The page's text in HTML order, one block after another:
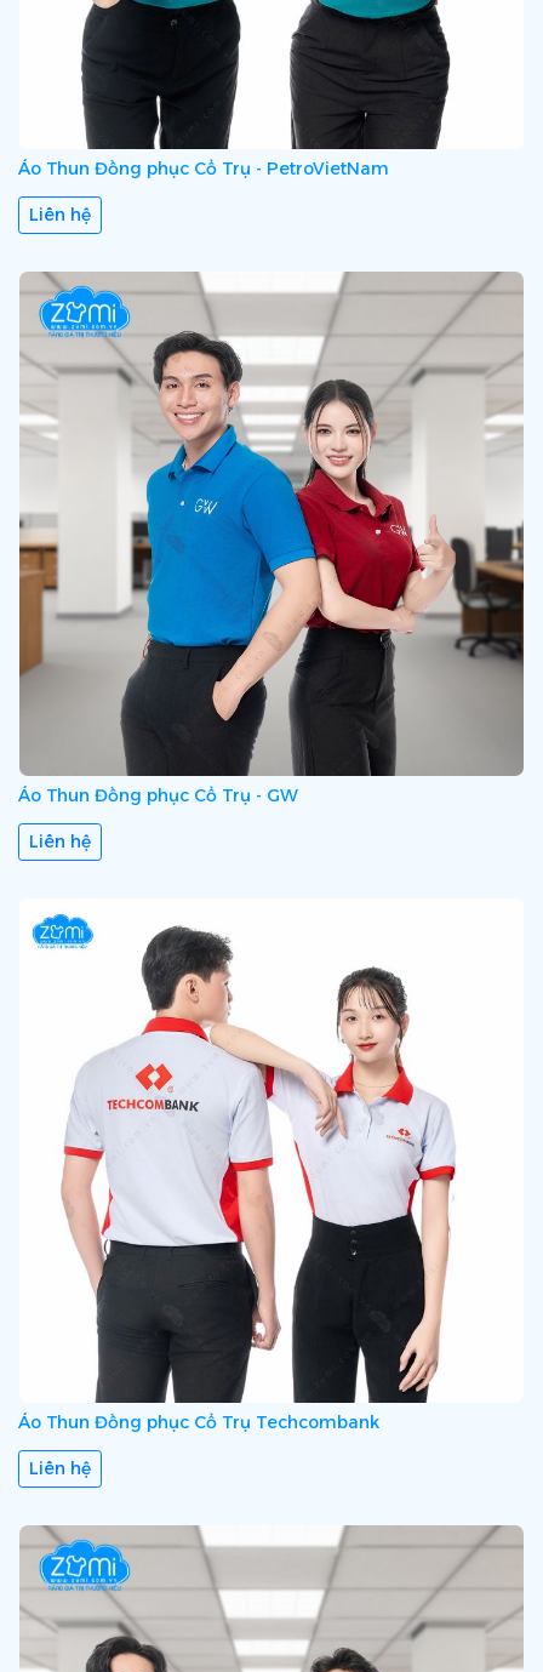
Áo Thun Đồng phục Cổ Trụ - PetroVietNam
Liên hệ
Áo Thun Đồng phục Cổ Trụ - GW
Liên hệ
Áo Thun Đồng phục Cổ Trụ Techcombank
Liên hệ